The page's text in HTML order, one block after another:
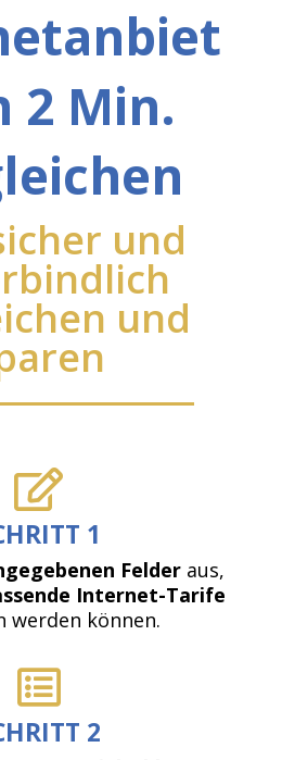
2 Min.
und
und

1
Felder aus,
Internet-Tarife
werden können.

2